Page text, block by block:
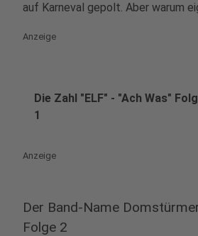
auf Karneval gepolt. Aber warum
Anzeige
Die Zahl "ELF" - "Ach Was"
1
Anzeige
Der Band-Name
Folge 2